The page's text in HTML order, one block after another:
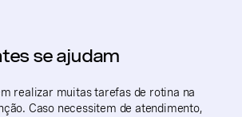
se ajudam
realizar muitas tarefas de rotina na
Caso necessitem de atendimento,